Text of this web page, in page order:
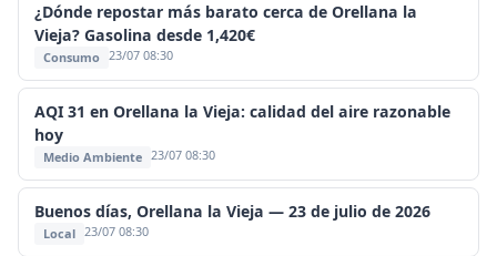
¿Dónde repostar más barato cerca de Orellana la
Vieja? Gasolina desde 1,420€
Consumo 23/07 08:30
AQI 31 en Orellana la Vieja: calidad del aire razonable
hoy
Medio Ambiente 23/07 08:30
Buenos días, Orellana la Vieja — 23 de julio de 2026
Local 23/07 08:30